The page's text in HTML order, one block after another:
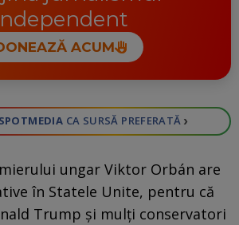
ACUM
SPOTMEDIA CA SURSĂ PREFERATĂ ›
ungar Viktor Orbán are
în Statele Unite, pentru că
Trump și mulți conservatori